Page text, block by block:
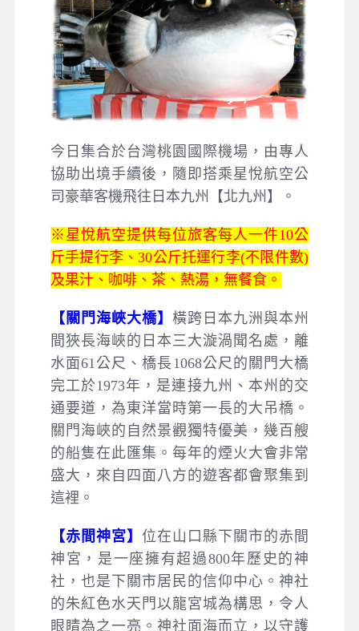
今日集合於台灣桃園國際機場，由專人
協助出境手續後，隨即搭乘星悅航空公
司豪華客機飛往日本九州【北九州】。
※星悅航空提供每位旅客每人一件10公
斤手提行李、30公斤托運行李(不限件數)
及果汁、咖啡、茶、熱湯，無餐食。
【關門海峽大橋】 橫跨日本九洲與本州
間狹長海峽的日本三大漩渦聞名處，離
水面61公尺、橋長1068公尺的關門大橋
完工於1973年，是連接九州、本州的交
通要道，為東洋當時第一長的大吊橋。
關門海峽的自然景觀獨特優美，幾百艘
的船隻在此匯集。每年的煙火大會非常
盛大，來自四面八方的遊客都會聚集到
這裡。
【赤間神宮】 位在山口縣下關市的赤間
神宮，是一座擁有超過800年歷史的神
社，也是下關市居民的信仰中心。神社
的朱紅色水天門以龍宮城為構思，令人
眼睛為之一亮。神社面海而立，以守護